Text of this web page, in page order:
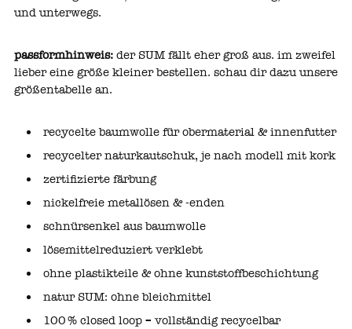
und unterwegs.
passformhinweis:der SUM fällt eher groß aus. im zweifel
lieber eine größe kleiner bestellen. schau dir dazu unsere
größentabellean.
recycelte baumwollefür obermaterial & innenfutter
recycelter naturkautschuk, je nach modell mit kork
zertifizierte färbung
nickelfreie metallösen & -enden
schnürsenkel aus baumwolle
lösemittelreduziert verklebt
ohne plastikteile & ohne kunststoffbeschichtung
natur SUM: ohne bleichmittel
100 % closed loop– vollständig recycelbar